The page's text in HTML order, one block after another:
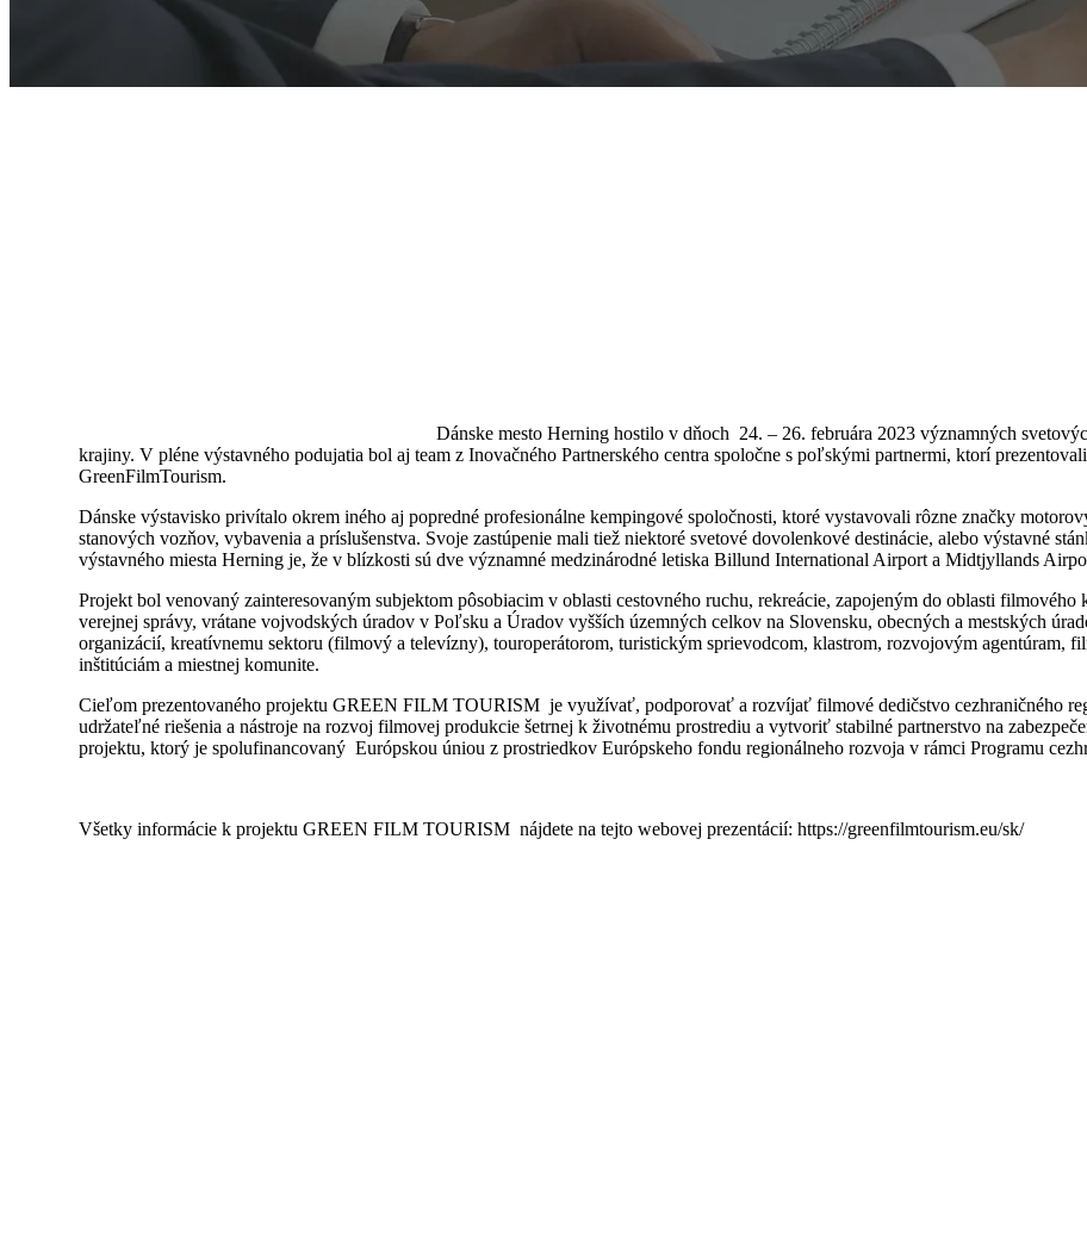
Dánske mesto Herning hostilo v dňoch 24. – 26. februára 2023 významných
krajiny. V pléne výstavného podujatia bol aj team z Inovačného Partnerského centra spoločne s poľskými partnermi, ktorí
GreenFilmTourism.
Dánske výstavisko privítalo okrem iného aj popredné profesionálne kempingové spoločnosti, ktoré vystavovali rôzne značky
stanových vozňov, vybavenia a príslušenstva. Svoje zastúpenie mali tiež niektoré svetové dovolenkové destinácie, alebo výstavné
výstavného miesta Herning je, že v blízkosti sú dve významné medzinárodné letiska Billund International Airport a Midtjyllands
Projekt bol venovaný zainteresovaným subjektom pôsobiacim v oblasti cestovného ruchu, rekreácie, zapojeným do oblasti
verejnej správy, vrátane vojvodských úradov v Poľsku a Úradov vyšších územných celkov na Slovensku, obecných a mestských
organizácií, kreatívnemu sektoru (filmový a televízny), touroperátorom, turistickým sprievodcom, klastrom, rozvojovým agentúram,
inštitúciám a miestnej komunite.
Cieľom prezentovaného projektu GREEN FILM TOURISM je využívať, podporovať a rozvíjať filmové dedičstvo cezhraničného
udržateľné riešenia a nástroje na rozvoj filmovej produkcie šetrnej k životnému prostrediu a vytvoriť stabilné partnerstvo na
projektu, ktorý je spolufinancovaný Európskou úniou z prostriedkov Európskeho fondu regionálneho rozvoja v rámci Programu
Všetky informácie k projektu GREEN FILM TOURISM nájdete na tejto webovej prezentácií: https://greenfilmtourism.eu/sk/